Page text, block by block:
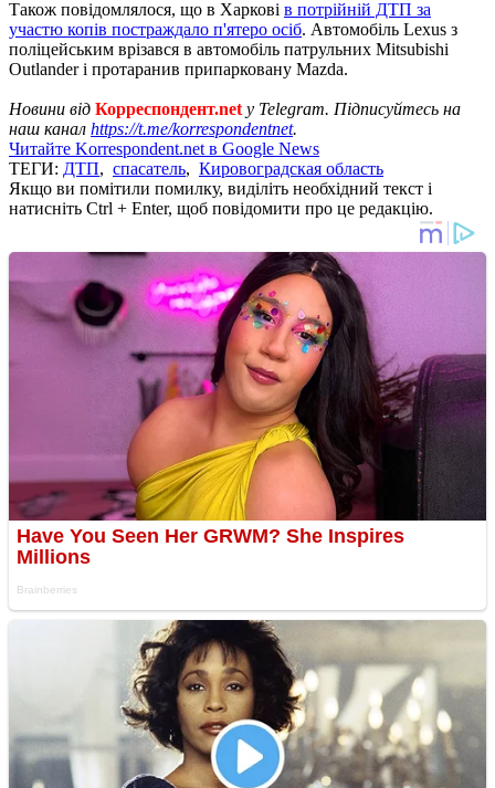
Також повідомлялося, що в Харкові в потрійній ДТП за
участю копів постраждало п'ятеро осіб. Автомобіль Lexus з
поліцейським врізався в автомобіль патрульних Mitsubishi
Outlander і протаранив припарковану Mazda.
Новини від Корреспондент.net у Telegram. Підписуйтесь на
наш канал https://t.me/korrespondentnet.
Читайте Korrespondent.net в Google News
ТЕГИ: ДТП, спасатель, Кировоградская область
Якщо ви помітили помилку, виділіть необхідний текст і
натисніть Ctrl + Enter, щоб повідомити про це редакцію.